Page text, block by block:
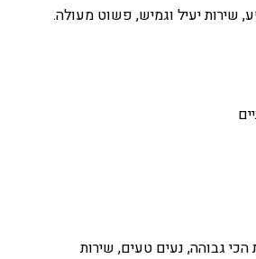
שירות יעיל וגמיש, פשוט מעולה.
גבוהה, נעים טעים, שירות